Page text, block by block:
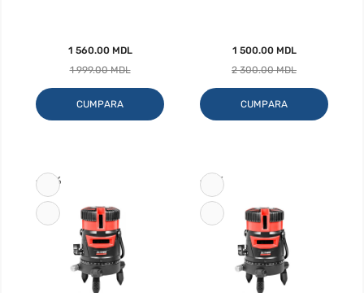
1 560.00 MDL
1 999.00 MDL
CUMPARA
1 500.00 MDL
2 300.00 MDL
CUMPARA
-18% -17%